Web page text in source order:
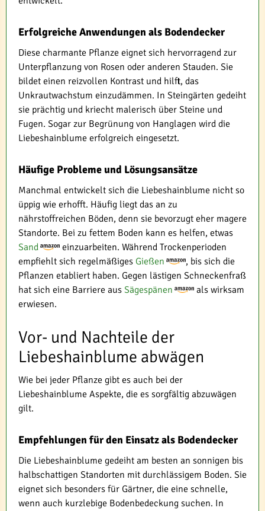
Erfolgreiche Anwendungen als Bodendecker
Diese charmante Pflanze eignet sich hervorragend zur
Unterpflanzung von Rosen oder anderen Stauden. Sie
bildet einen reizvollen Kontrast und hilft, das
Unkrautwachstum einzudämmen. In Steingärten gedeiht
sie prächtig und kriecht malerisch über Steine und
Fugen. Sogar zur Begrünung von Hanglagen wird die
Liebeshainblume erfolgreich eingesetzt.
Häufige Probleme und Lösungsansätze
Manchmal entwickelt sich die Liebeshainblume nicht so
üppig wie erhofft. Häufig liegt das an zu
nährstoffreichen Böden, denn sie bevorzugt eher magere
Standorte. Bei zu fettem Boden kann es helfen, etwas
Sand
einzuarbeiten. Während Trockenperioden
empfiehlt sich regelmäßiges Gießen
, bis sich die
Pflanzen etabliert haben. Gegen lästigen Schneckenfraß
hat sich eine Barriere aus Sägespänen
als wirksam
erwiesen.
Vor- und Nachteile der
Liebeshainblume abwägen
Wie bei jeder Pflanze gibt es auch bei der
Liebeshainblume Aspekte, die es sorgfältig abzuwägen
gilt.
Empfehlungen für den Einsatz als Bodendecker
Die Liebeshainblume gedeiht am besten an sonnigen bis
halbschattigen Standorten mit durchlässigem Boden. Sie
eignet sich besonders für Gärtner, die eine schnelle,
wenn auch kurzlebige Bodenbedeckung suchen. In